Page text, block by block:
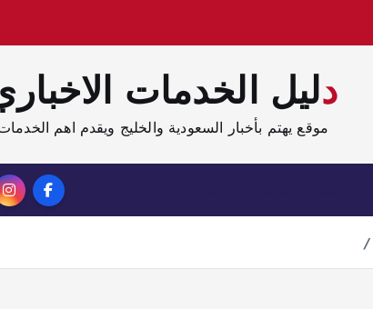
دليل الخدمات
موقع يهتم بأخبار السعودية والخليج ويقدم اهم